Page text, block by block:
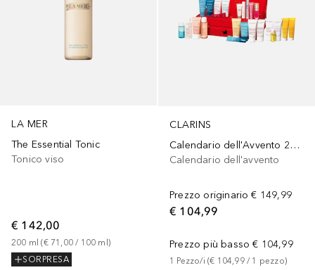
LA MER
The Essential Tonic
Tonico viso
€ 142,00
200 ml (€ 71,00 / 100 ml )
SORPRESA
CLARINS
Calendario dell'Avvento 2025
Calendario dell'avvento
Prezzo originario € 149,99
€ 104,99
Prezzo più basso € 104,99
1 Pezzo/i (€ 104,99 / 1 pezzo)